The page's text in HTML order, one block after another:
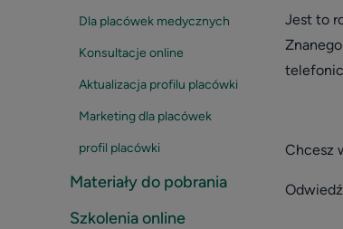
Dla placówek medycznych
Konsultacje online
Aktualizacja profilu placówki
Marketing dla placówek
profil placówki
Materiały do pobrania
Szkolenia online
Jest to
Chcesz
Odwiedź